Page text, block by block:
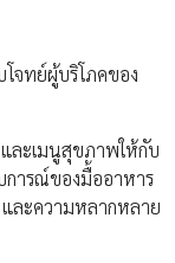
จทย์ผู้บริโภคของ
ละเมนูสุขภาพให้กับ
การณ์ของมื้ออาหาร
ละความหลากหลาย